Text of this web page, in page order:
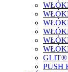
GLIT®
PUSH